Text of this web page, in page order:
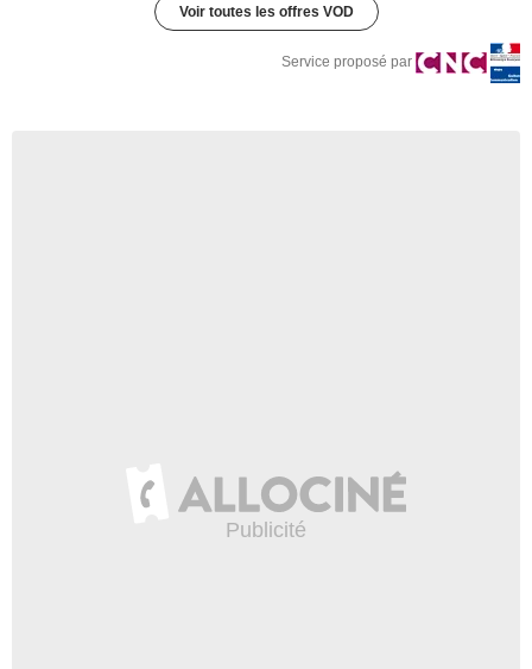
Voir toutes les offres VOD
Service proposé par